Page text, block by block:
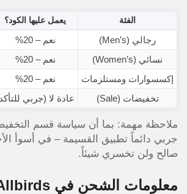
الفئة يعمل عليها الكود؟
رجالي (Men’s) نعم – 20%
نسائي (Women’s)
نعم – 20%
إكسسوارات ومستلزمات
نعم – 20%
تخفيضات (Sale)
عادة لا (جربي
ملاحظة مهمة: بما أن سياسة قسم
جربي دائماً تطبيق القسيمة – في أسوأ
صالح ولن تخسري شيئاً.
معلومات الشحن في Allbirds السعودية